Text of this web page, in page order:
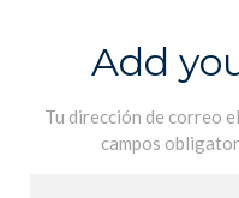
Add
Tu dirección de correo
campos